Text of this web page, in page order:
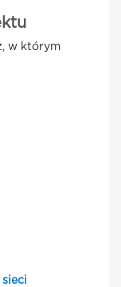
w którym
sieci